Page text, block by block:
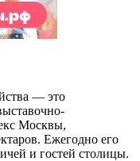
— это
Москвы,
Ежегодно его
и гостей столицы.